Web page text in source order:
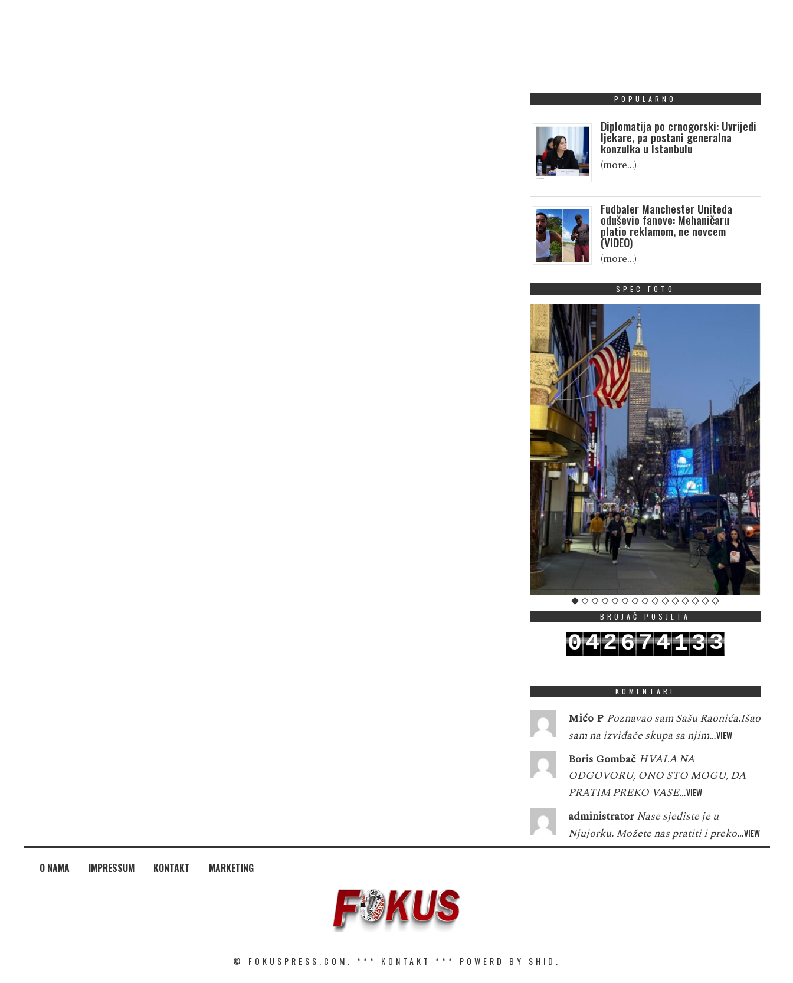
POPULARNO
Diplomatija po crnogorski: Uvrijedi
ljekare, pa postani generalna
konzulka u Istanbulu
(more…)
Fudbaler Manchester Uniteda
oduševio fanove: Mehaničaru
platio reklamom, ne novcem
(VIDEO)
(more…)
SPEC FOTO
BROJAČ POSJETA
042674133
KOMENTARI
Mićo P Poznavao sam Sašu Raonića.Išao
sam na izviđače skupa sa njim…VIEW
Boris Gombač HVALA NA
ODGOVORU, ONO STO MOGU, DA
PRATIM PREKO VASE…VIEW
administrator Nase sjediste je u
Njujorku. Možete nas pratiti i preko…VIEW
O NAMA IMPRESSUM KONTAKT MARKETING
© FOKUSPRESS.COM. *** KONTAKT *** POWERD BY SHID.